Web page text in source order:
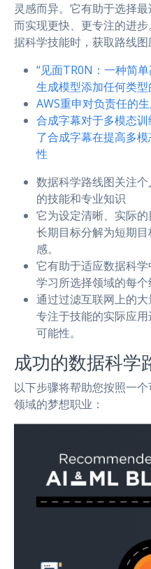
灵感而异。它有助于选择
而实现更快、更专注的进
据科学技能时，获取路线
“见面TR0N：一种简
生成模型添加任何类型
AWS重申对负责任的
合成字幕对于多模态
了合成字幕在提高多
性
数据科学路线图关注
的技能和专业知识
它为设定清晰、实际
长期目标分解为短期
感。
它有助于适应数据科
学习所选择领域的每个
通过过滤互联网上的大
专注于技能的实际应
可能性。
成功的数据科学
以下步骤将帮助您按照一
领域的梦想职业：